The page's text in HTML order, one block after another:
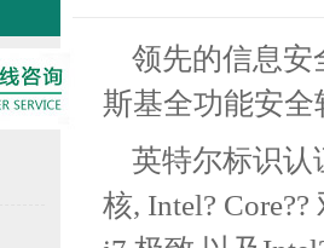
领先的信息安
斯基全功能安
英特尔标识认
核, Intel? Core??